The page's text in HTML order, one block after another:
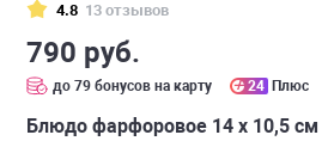
4.8 13 отзывов
790 руб.
до 79 бонусов на карту 24 Плюс
Блюдо фарфоровое 14 х 10,5 см